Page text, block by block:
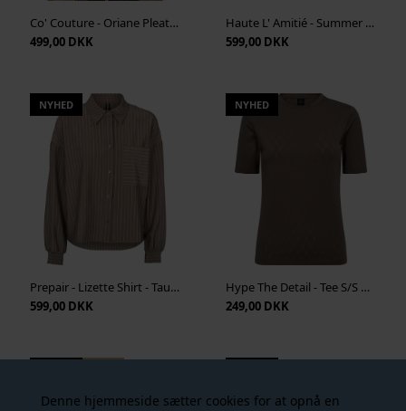
Denne hjemmeside sætter cookies for at opnå en
Co' Couture - Oriane Pleat Tie Tee - Black
499,00 DKK
Haute L' Amitié - Summer Lace Loose Tee - White
599,00 DKK
NYHED
Prepair - Lizette Shirt - Taupe
599,00 DKK
NYHED
Hype The Detail - Tee S/S H-Logo - Brun
249,00 DKK